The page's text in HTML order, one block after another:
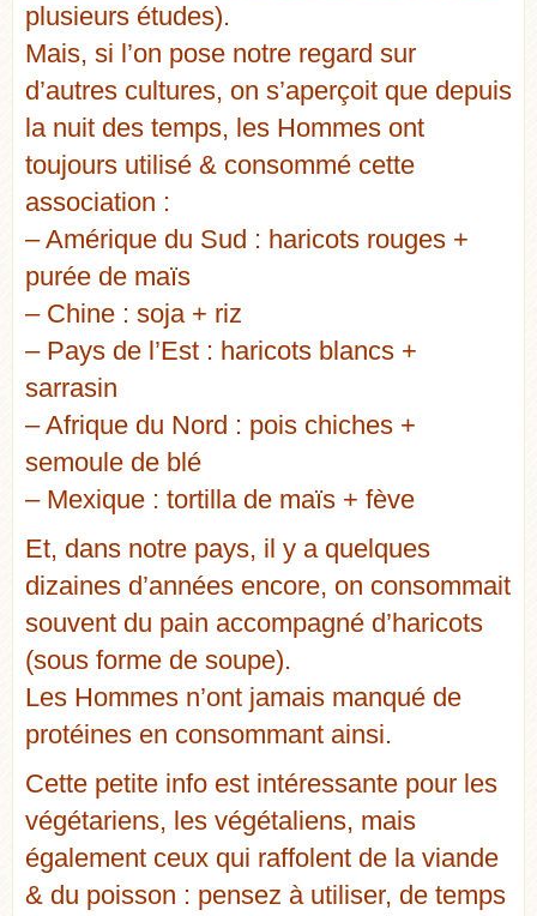
plusieurs études).
Mais, si l’on pose notre regard sur
d’autres cultures, on s’aperçoit que depuis
la nuit des temps, les Hommes ont
toujours utilisé & consommé cette
association :
– Amérique du Sud : haricots rouges +
purée de maïs
– Chine : soja + riz
– Pays de l’Est : haricots blancs +
sarrasin
– Afrique du Nord : pois chiches +
semoule de blé
– Mexique : tortilla de maïs + fève
Et, dans notre pays, il y a quelques
dizaines d’années encore, on consommait
souvent du pain accompagné d’haricots
(sous forme de soupe).
Les Hommes n’ont jamais manqué de
protéines en consommant ainsi.
Cette petite info est intéressante pour les
végétariens, les végétaliens, mais
également ceux qui raffolent de la viande
& du poisson : pensez à utiliser, de temps